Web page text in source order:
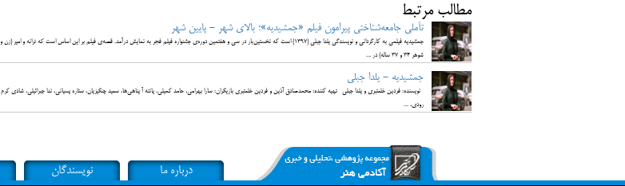
مطالب مرتبط
تأملی جامعه‌شناختی پیرامون فیلم «جمشیدیه»؛ بالای شهر - پایین شهر
جمشیدیه فیلمی به کارگردانی و نویسندگی یلدا جبلی (۱۳۹۷) است که نخستین‌بار در سی و هفتمین دوره‌ی جشنواره فیلم فجر به نمایش درآمد. قصه‌ی فیلم بر این اساس است که ترانه و امیر (زن و
شوهر 34 و 37 ساله) در ...
جمشیدیه - یلدا جبلی
نویسنده: فردین خلعتبری و یلدا جبلی تهیه کننده: محمدصادق آذین و فردین خلعتبری بازیگران: سارا بهرامی، حامد کمیلی، پانته آ پناهی‌ها، سعید چنگیزیان، ستاره پسیانی، ندا جبرائیلی، شادی کرم
رودی، ...
درباره ما نویسندگان